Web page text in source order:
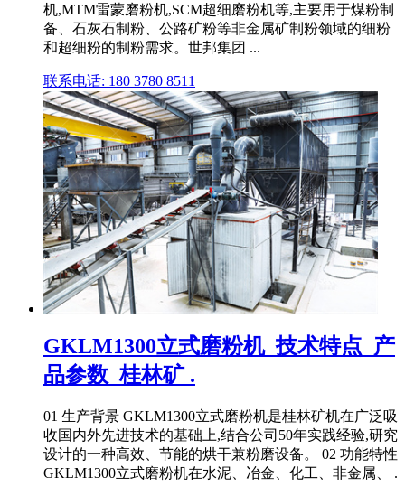
机,MTM雷蒙磨粉机,SCM超细磨粉机等,主要用于煤粉制
备、石灰石制粉、公路矿粉等非金属矿制粉领域的细粉
和超细粉的制粉需求。世邦集团 ...
联系电话: 180 3780 8511
GKLM1300立式磨粉机_技术特点_产
品参数_桂林矿 .
01 生产背景 GKLM1300立式磨粉机是桂林矿机在广泛吸
收国内外先进技术的基础上,结合公司50年实践经验,研究
设计的一种高效、节能的烘干兼粉磨设备。 02 功能特性
GKLM1300立式磨粉机在水泥、冶金、化工、非金属、 .